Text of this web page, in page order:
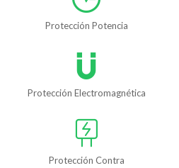
Protección Potencia
Protección Electromagnética
Protección Contra